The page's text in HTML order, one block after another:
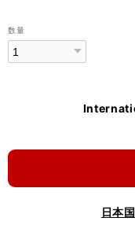
数量
日本